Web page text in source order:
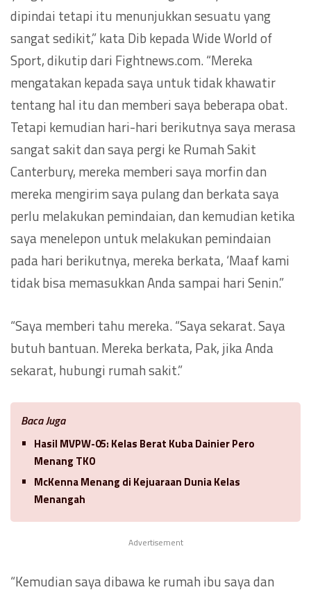
dipindai tetapi itu menunjukkan sesuatu yang
sangat sedikit,” kata Dib kepada Wide World of
Sport, dikutip dari Fightnews.com. “Mereka
mengatakan kepada saya untuk tidak khawatir
tentang hal itu dan memberi saya beberapa obat.
Tetapi kemudian hari-hari berikutnya saya merasa
sangat sakit dan saya pergi ke Rumah Sakit
Canterbury, mereka memberi saya morfin dan
mereka mengirim saya pulang dan berkata saya
perlu melakukan pemindaian, dan kemudian ketika
saya menelepon untuk melakukan pemindaian
pada hari berikutnya, mereka berkata, ‘Maaf kami
tidak bisa memasukkan Anda sampai hari Senin.”
“Saya memberi tahu mereka. “Saya sekarat. Saya
butuh bantuan. Mereka berkata, Pak, jika Anda
sekarat, hubungi rumah sakit.”
Baca Juga
Hasil MVPW-05: Kelas Berat Kuba Dainier Pero
Menang TKO
McKenna Menang di Kejuaraan Dunia Kelas
Menangah
Advertisement
“Kemudian saya dibawa ke rumah ibu saya dan